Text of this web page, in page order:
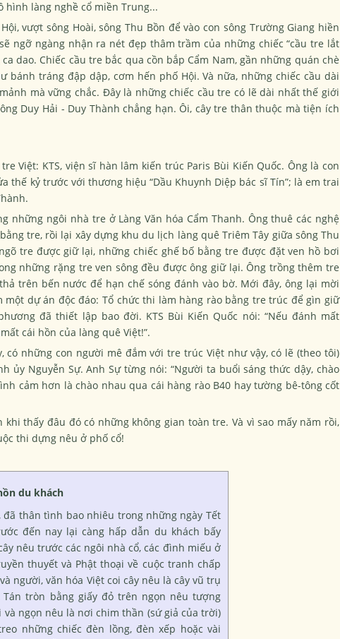
hình làng nghề cổ miền Trung...
vượt sông Hoài, sông Thu Bồn để vào con sông Trường Giang hiền
ngỡ ngàng nhận ra nét đẹp thâm trầm của những chiếc “cầu tre lắt
dao. Chiếc cầu tre bắc qua cồn bắp Cẩm Nam, gần những quán chè
bánh tráng đập dập, cơm hến phố Hội. Và nữa, những chiếc cầu dài
mà vững chắc. Đây là những chiếc cầu tre có lẽ dài nhất thế giới
Duy Hải - Duy Thành chẳng hạn. Ôi, cây tre thân thuộc mà tiện ích
Việt: KTS, viện sĩ hàn lâm kiến trúc Paris Bùi Kiến Quốc. Ông là con
thế kỷ trước với thương hiệu “Dầu Khuynh Diệp bác sĩ Tín”; là em trai
những ngôi nhà tre ở Làng Văn hóa Cẩm Thanh. Ông thuê các nghệ
tre, rồi lại xây dựng khu du lịch làng quê Triêm Tây giữa sông Thu
tre được giữ lại, những chiếc ghế bố bằng tre được đặt ven hồ bơi
những rặng tre ven sông đều được ông giữ lại. Ông trồng thêm tre
trên bến nước để hạn chế sóng đánh vào bờ. Mới đây, ông lại mời
một dự án độc đáo: Tổ chức thi làm hàng rào bằng tre trúc để gìn giữ
đã thiết lập bao đời. KTS Bùi Kiến Quốc nói: “Nếu đánh mất
cái hồn của làng quê Việt!”.
có những con người mê đắm với tre trúc Việt như vậy, có lẽ (theo tôi)
ủy Nguyễn Sự. Anh Sự từng nói: “Người ta buổi sáng thức dậy, chào
cảm hơn là chào nhau qua cái hàng rào B40 hay tường bê-tông cốt
thấy đâu đó có những không gian toàn tre. Và vì sao mấy năm rồi,
thi dựng nêu ở phố cổ!
du khách
đã thân tình bao nhiêu trong những ngày Tết
đến nay lại càng hấp dẫn du khách bấy
nêu trước các ngôi nhà cổ, các đình miếu ở
thuyết và Phật thoại về cuộc tranh chấp
người, văn hóa Việt coi cây nêu là cây vũ trụ
tròn bằng giấy đỏ trên ngọn nêu tượng
ngọn nêu là nơi chim thần (sứ giả của trời)
những chiếc đèn lồng, đèn xếp hoặc vài